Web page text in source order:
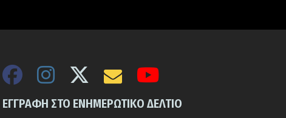
ΕΓΓΡΑΦΗ ΣΤΟ ΕΝΗΜΕΡΩΤΙΚΟ ΔΕΛΤΙΟ